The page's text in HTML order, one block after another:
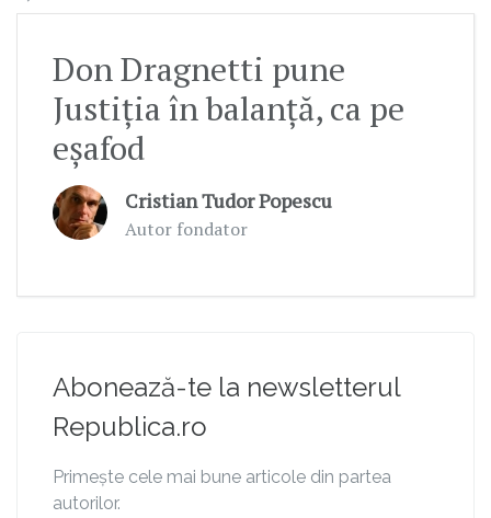
Don Dragnetti pune
Justiția în balanță, ca pe
eșafod
Cristian Tudor Popescu
Autor fondator
Abonează-te la newsletterul
Republica.ro
Primește cele mai bune articole din partea
autorilor.